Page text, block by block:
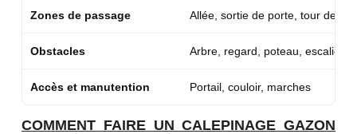
Zones de passage Allée, sortie de porte, tour de
Obstacles Arbre, regard, poteau, escalier
Accès et manutention Portail, couloir, marches
COMMENT FAIRE UN CALEPINAGE GAZON